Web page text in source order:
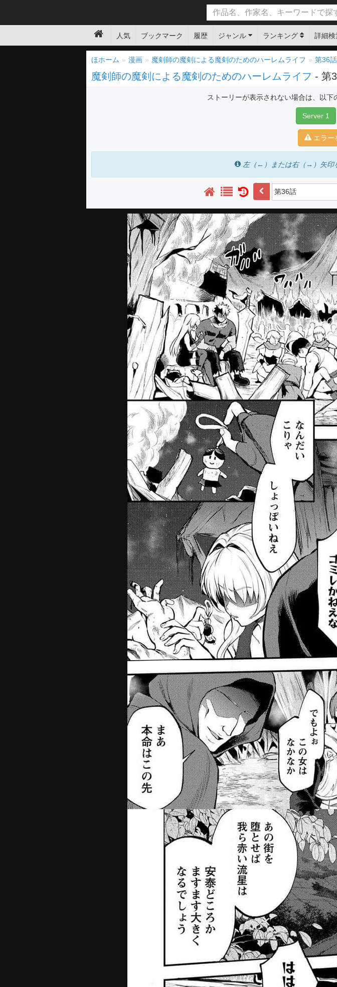
人気 ブックマーク 履歴 ジャンル ランキング 詳細検
ほホーム 漫画 魔剣師の魔剣による魔剣のためのハーレムライフ 第36話
魔剣師の魔剣による魔剣のためのハーレムライフ - 第
ストーリーが表示されない場合は、以下
Server 1
エラー
左（←）または右（→）矢印
1